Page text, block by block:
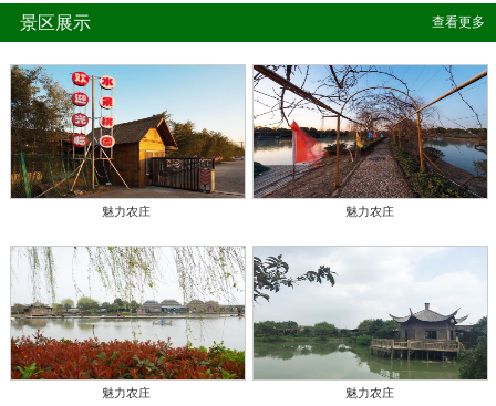
景区展示 查看更多
魅力农庄 魅力农庄
魅力农庄 魅力农庄